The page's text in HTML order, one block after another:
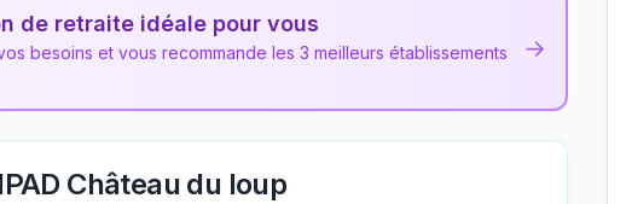
de retraite idéale pour vous
besoins et vous recommande les 3 meilleurs établissements
→
Château du loup